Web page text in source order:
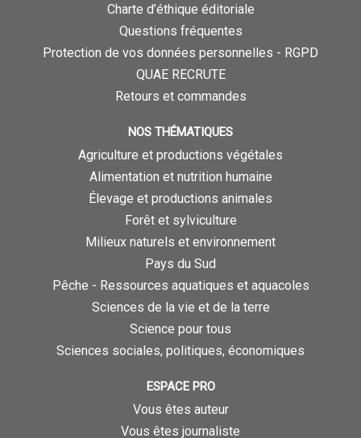
Charte d’éthique éditoriale
Questions fréquentes
Protection de vos données personnelles - RGPD
QUAE RECRUTE
Retours et commandes
NOS THÉMATIQUES
Agriculture et productions végétales
Alimentation et nutrition humaine
Élevage et productions animales
Forêt et sylviculture
Milieux naturels et environnement
Pays du Sud
Pêche - Ressources aquatiques et aquacoles
Sciences de la vie et de la terre
Science pour tous
Sciences sociales, politiques, économiques
ESPACE PRO
Vous êtes auteur
Vous êtes journaliste